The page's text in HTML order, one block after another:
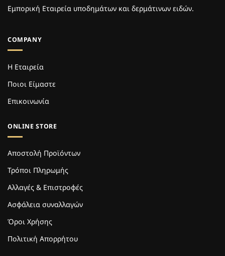
Εμπορική Εταιρεία υποδημάτων και δερμάτινων ειδών.
COMPANY
Η Εταιρεία
Ποιοι Είμαστε
Επικοινωνία
ONLINE STORE
Αποστολή Προϊόντων
Τρόποι Πληρωμής
Αλλαγές & Επιστροφές
Ασφάλεια συναλλαγών
Όροι Χρήσης
Πολιτική Απορρήτου